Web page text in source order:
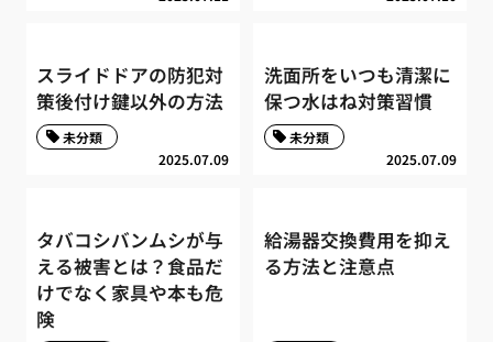
スライドドアの防犯対
策後付け鍵以外の方法
2025.07.09
未分類
洗面所をいつも清潔に
保つ水はね対策習慣
2025.07.09
未分類
タバコシバンムシが与
える被害とは？食品だ
けでなく家具や本も危
険
給湯器交換費用を抑え
る方法と注意点